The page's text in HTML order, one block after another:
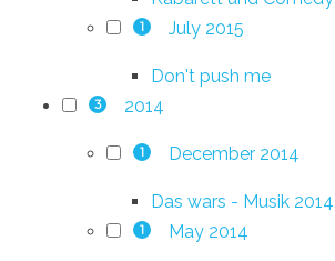
1 July 2015
Don't push me
3 2014
1 December 2014
Das wars - Musik 2014
1 May 2014